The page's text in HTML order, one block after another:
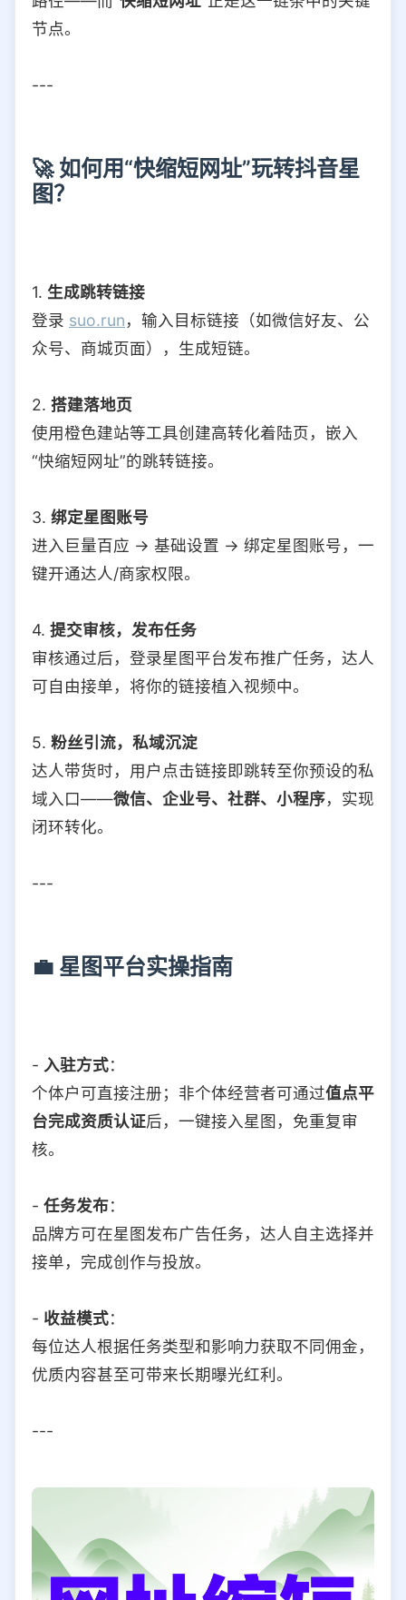
节点。
---
🚀 如何用“快缩短网址”玩转抖音星
图？
1. 生成跳转链接
登录 suo.run，输入目标链接（如微信好友、公
众号、商城页面），生成短链。
2. 搭建落地页
使用橙色建站等工具创建高转化着陆页，嵌入
“快缩短网址”的跳转链接。
3. 绑定星图账号
进入巨量百应 → 基础设置 → 绑定星图账号，一
键开通达人/商家权限。
4. 提交审核，发布任务
审核通过后，登录星图平台发布推广任务，达人
可自由接单，将你的链接植入视频中。
5. 粉丝引流，私域沉淀
达人带货时，用户点击链接即跳转至你预设的私
域入口——微信、企业号、社群、小程序，实现
闭环转化。
---
💼 星图平台实操指南
- 入驻方式：
个体户可直接注册；非个体经营者可通过值点平
台完成资质认证后，一键接入星图，免重复审
核。
- 任务发布：
品牌方可在星图发布广告任务，达人自主选择并
接单，完成创作与投放。
- 收益模式：
每位达人根据任务类型和影响力获取不同佣金，
优质内容甚至可带来长期曝光红利。
---